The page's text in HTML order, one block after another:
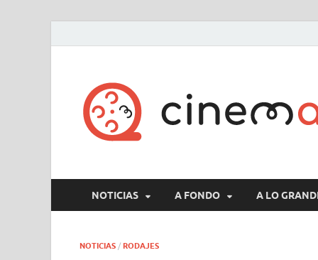
NOTICIAS A FONDO A LO
NOTICIAS / RODAJES